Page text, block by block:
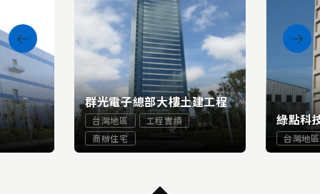
群光電子總部大樓土建工程
台灣地區
工程實績
商辦住宅
綠點科
台灣地區